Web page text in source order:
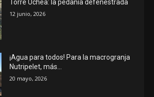
Torre Uchea: la pedanía defenestrada
12 junio, 2026
¡Agua para todos! Para la macrogranja
Nutripelet, más…
20 mayo, 2026